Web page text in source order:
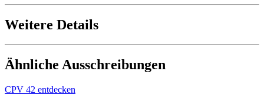
Weitere Details
Ähnliche Ausschreibungen
CPV 42 entdecken